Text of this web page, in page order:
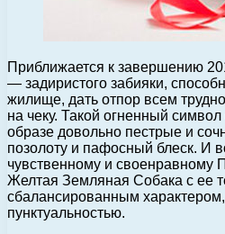
Приближается к завершению
— задиристого забияки,
жилище, дать отпор всем
на чеку. Такой огненный
образе довольно пестрые и
позолоту и пафосный блеск. И
чувственному и своенравному
Желтая Земляная Собака с ее
сбалансированным
пунктуальностью.